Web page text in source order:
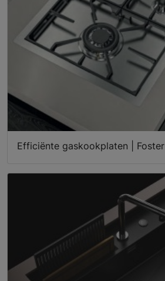
Efficiënte gaskookplaten | Foster